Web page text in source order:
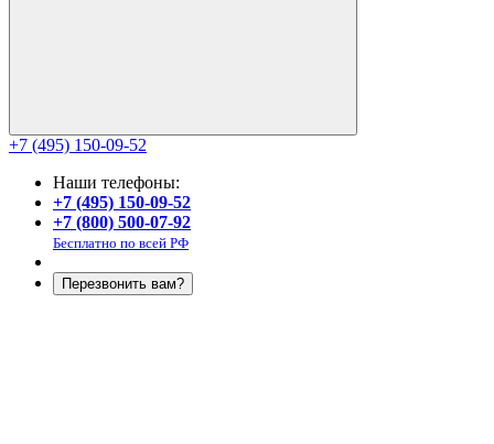
+7 (495) 150-09-52
Наши телефоны:
+7 (495) 150-09-52
+7 (800) 500-07-92
Бесплатно по всей РФ
Перезвонить вам?